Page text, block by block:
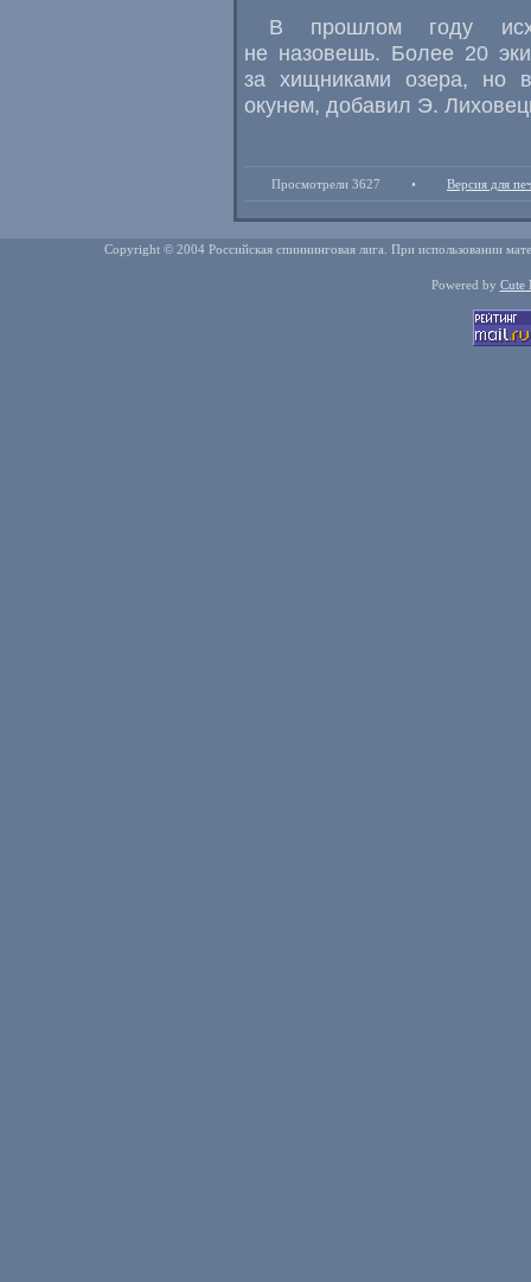
В прошлом году
не назовешь. Более 20
за хищниками озера, но
окунем, добавил Э.
Просмотрели 3627 • Версия для
Copyright © 2004 Российская спиннинговая лига. При использовании
Powered by Cute